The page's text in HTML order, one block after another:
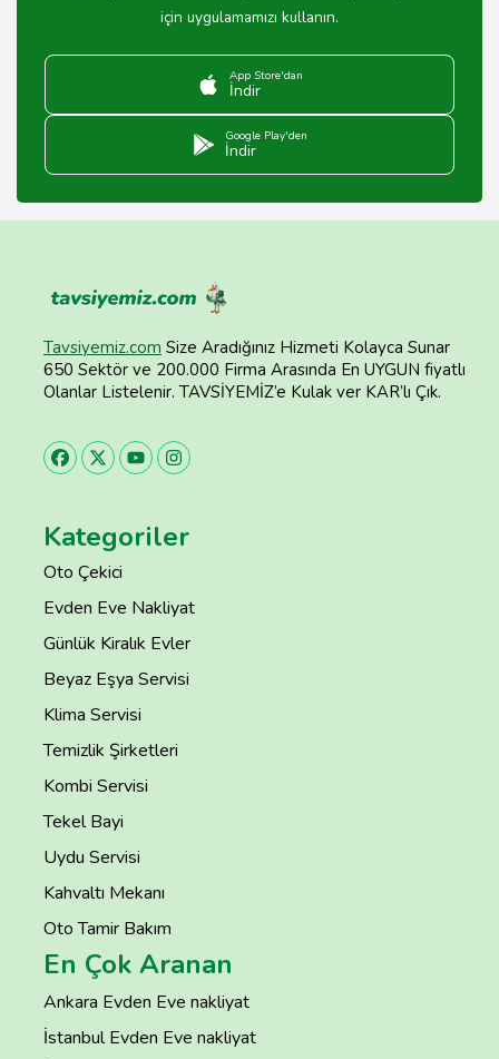
için uygulamamızı kullanın.
App Store'dan
İndir
Google Play'den
İndir
Tavsiyemiz.com Size Aradığınız Hizmeti Kolayca Sunar
650 Sektör ve 200.000 Firma Arasında En UYGUN fiyatlı
Olanlar Listelenir. TAVSİYEMİZ’e Kulak ver KAR’lı Çık.
Kategoriler
Oto Çekici
Evden Eve Nakliyat
Günlük Kiralık Evler
Beyaz Eşya Servisi
Klima Servisi
Temizlik Şirketleri
Kombi Servisi
Tekel Bayi
Uydu Servisi
Kahvaltı Mekanı
Oto Tamir Bakım
En Çok Aranan
Ankara Evden Eve nakliyat
İstanbul Evden Eve nakliyat